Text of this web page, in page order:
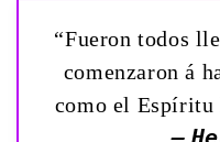
“Fueron todos
comenzaron á
como el Espíritu